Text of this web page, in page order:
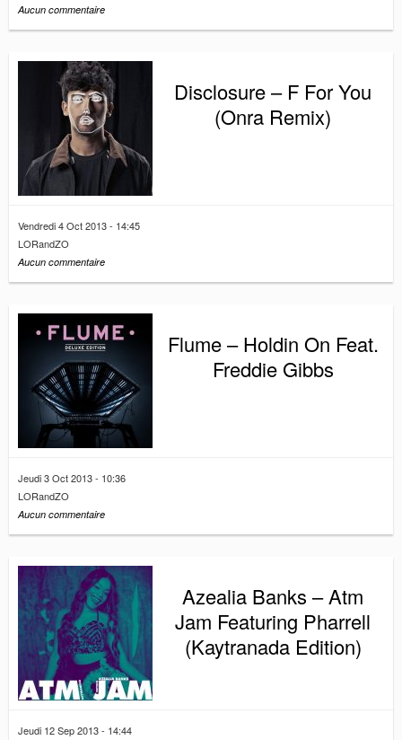
Aucun commentaire
Disclosure – F For You
(Onra Remix)
Vendredi 4 Oct 2013 - 14:45
LORandZO
Aucun commentaire
Flume – Holdin On Feat.
Freddie Gibbs
Jeudi 3 Oct 2013 - 10:36
LORandZO
Aucun commentaire
Azealia Banks – Atm
Jam Featuring Pharrell
(Kaytranada Edition)
Jeudi 12 Sep 2013 - 14:44